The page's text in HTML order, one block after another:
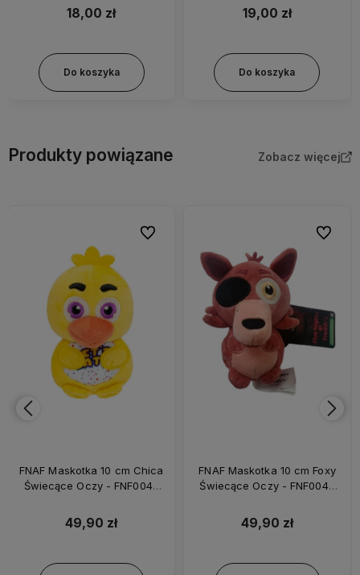
18,00 zł
Do koszyka
19,00 zł
Do koszyka
Produkty powiązane Zobacz więcej
FNAF Maskotka 10 cm Chica
Świecące Oczy - FNF0045
49,90 zł
Do ulubionych
FNAF Maskotka 10 cm Foxy
Świecące Oczy - FNF0045
49,90 zł
Do